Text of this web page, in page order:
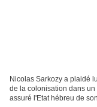
Nicolas Sarkozy a plaidé
de la colonisation dans
assuré l'Etat hébreu de